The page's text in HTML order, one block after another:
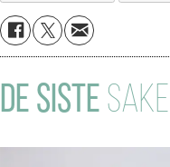
DE SISTE